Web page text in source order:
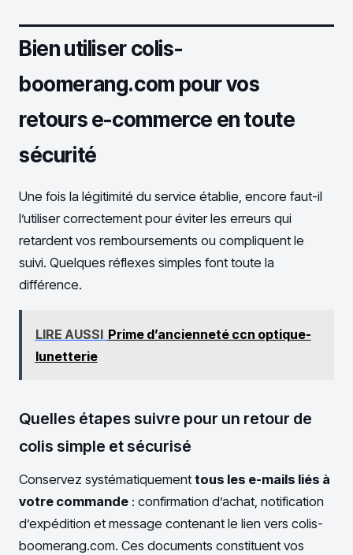
Bien utiliser colis-
boomerang.com pour vos
retours e-commerce en toute
sécurité
Une fois la légitimité du service établie, encore faut-il
l’utiliser correctement pour éviter les erreurs qui
retardent vos remboursements ou compliquent le
suivi. Quelques réflexes simples font toute la
différence.
LIRE AUSSI Prime d’ancienneté ccn optique-
lunetterie
Quelles étapes suivre pour un retour de
colis simple et sécurisé
Conservez systématiquement tous les e-mails liés à
votre commande : confirmation d’achat, notification
d’expédition et message contenant le lien vers colis-
boomerang.com. Ces documents constituent vos